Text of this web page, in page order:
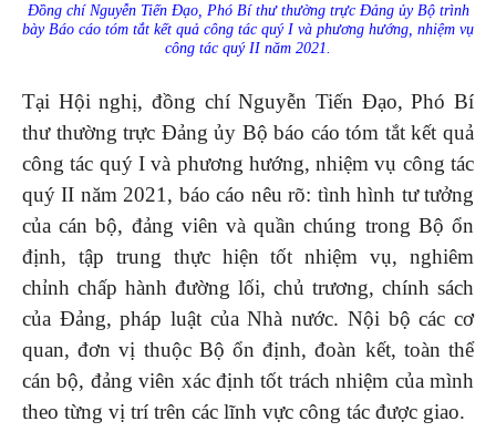
Đồng chí Nguyễn Tiến Đạo, Phó Bí thư thường trực Đảng ủy Bộ trình
bày Báo cáo tóm tắt kết quả công tác quý I và phương hướng, nhiệm vụ
công tác quý II năm 2021.
Tại Hội nghị, đồng chí Nguyễn Tiến Đạo, Phó Bí
thư thường trực Đảng ủy Bộ báo cáo tóm tắt kết quả
công tác quý I và phương hướng, nhiệm vụ công tác
quý II năm 2021, báo cáo nêu rõ: tình hình tư tưởng
của cán bộ, đảng viên và quần chúng trong Bộ ổn
định, tập trung thực hiện tốt nhiệm vụ, nghiêm
chỉnh chấp hành đường lối, chủ trương, chính sách
của Đảng, pháp luật của Nhà nước. Nội bộ các cơ
quan, đơn vị thuộc Bộ ổn định, đoàn kết, toàn thể
cán bộ, đảng viên xác định tốt trách nhiệm của mình
theo từng vị trí trên các lĩnh vực công tác được giao.